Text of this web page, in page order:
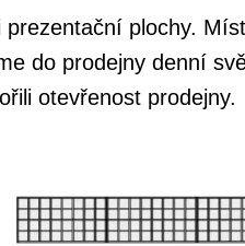
plochy.
do prodejny denní
otevřenost prodejny.